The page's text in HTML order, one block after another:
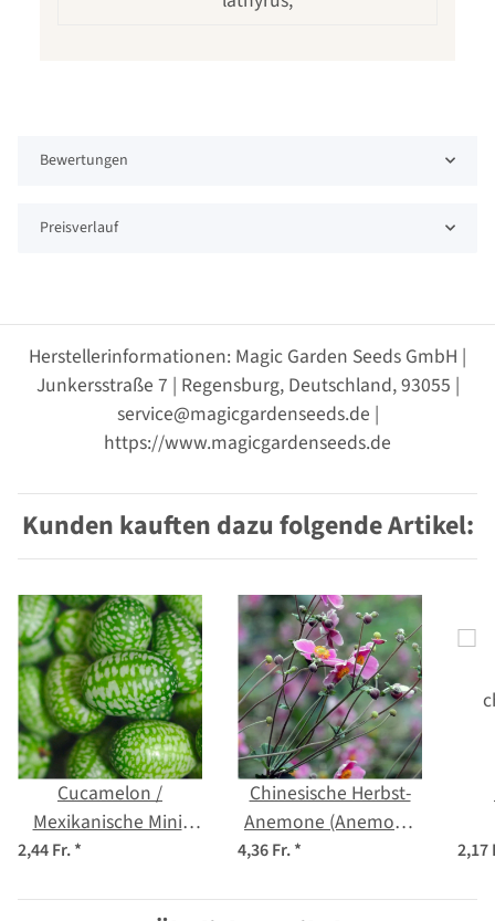
Bewertungen
Preisverlauf
Herstellerinformationen: Magic Garden Seeds GmbH |
Junkersstraße 7 | Regensburg, Deutschland, 93055 |
service@magicgardenseeds.de |
https://www.magicgardenseeds.de
Kunden kauften dazu folgende Artikel:
Cucamelon /
Mexikanische Mini-
Gurke (Melothria
2,44 Fr.*
Chinesische Herbst-
Anemone (Anemone
hupehensis var.
4,36 Fr.* 2,17